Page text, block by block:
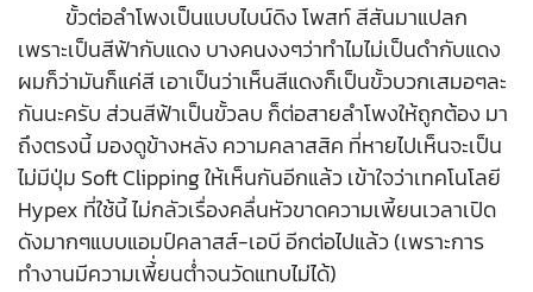
ขั้วต่อลำโพงเป็นแบบไบน์ดิง โพสท์ สีสันมาแปลก
เพราะเป็นสีฟ้ากับแดง บางคนงงๆว่าทำไมไม่เป็นดำกับแดง
ผมก็ว่ามันก็แค่สี เอาเป็นว่าเห็นสีแดงก็เป็นขั้วบวกเสมอๆละ
กันนะครับ ส่วนสีฟ้าเป็นขั้วลบ ก็ต่อสายลำโพงให้ถูกต้อง มา
ถึงตรงนี้ มองดูข้างหลัง ความคลาสสิค ที่หายไปเห็นจะเป็น
ไม่มีปุ่ม Soft Clipping ให้เห็นกันอีกแล้ว เข้าใจว่าเทคโนโลยี
Hypex ที่ใช้นี้ ไม่กลัวเรื่องคลื่นหัวขาดความเพี้ยนเวลาเปิด
ดังมากๆแบบแอมป์คลาสส์-เอบี อีกต่อไปแล้ว (เพราะการ
ทำงานมีความเพี้่ยนต่ำจนวัดแทบไม่ได้)